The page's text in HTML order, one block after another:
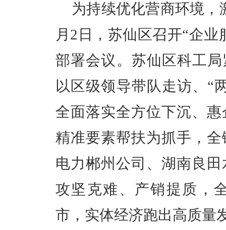
为持续优化营商环境，
月2日，苏仙区召开“企
部署会议。苏仙区科工
以区级领导带队走访、“
全面落实全方位下沉、
精准要素帮扶为抓手，
电力郴州公司、湖南良
攻坚克难、产销提质，
市，实体经济跑出高质量